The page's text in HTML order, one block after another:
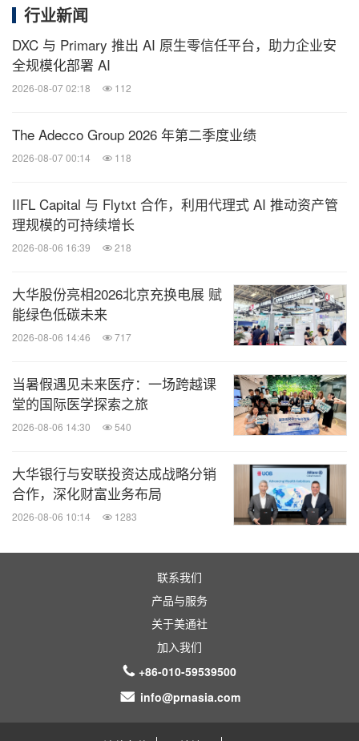
行业新闻
DXC 与 Primary 推出 AI 原生零信任平台，助力企业安
全规模化部署 AI
2026-08-07 02:18 112
The Adecco Group 2026 年第二季度业绩
2026-08-07 00:14 118
IIFL Capital 与 Flytxt 合作，利用代理式 AI 推动资产管
理规模的可持续增长
2026-08-06 16:39 218
大华股份亮相2026北京充换电展 赋
能绿色低碳未来
2026-08-06 14:46 717
当暑假遇见未来医疗：一场跨越课
堂的国际医学探索之旅
2026-08-06 14:30 540
大华银行与安联投资达成战略分销
合作，深化财富业务布局
2026-08-06 10:14 1283
联系我们
产品与服务
关于美通社
加入我们
+86-010-59539500
info@prnasia.com